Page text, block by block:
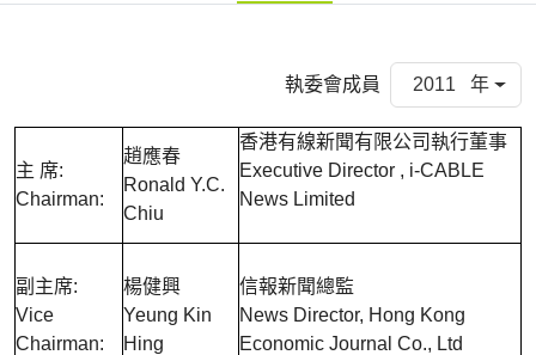
執委會成員 2011 年
主 席:
Chairman:
趙應春
Ronald Y.C.
Chiu
香港有線新聞有限公司執行董事
Executive Director , i-CABLE
News Limited
副主席:
Vice
Chairman:
楊健興
Yeung Kin
Hing
信報新聞總監
News Director, Hong Kong
Economic Journal Co., Ltd